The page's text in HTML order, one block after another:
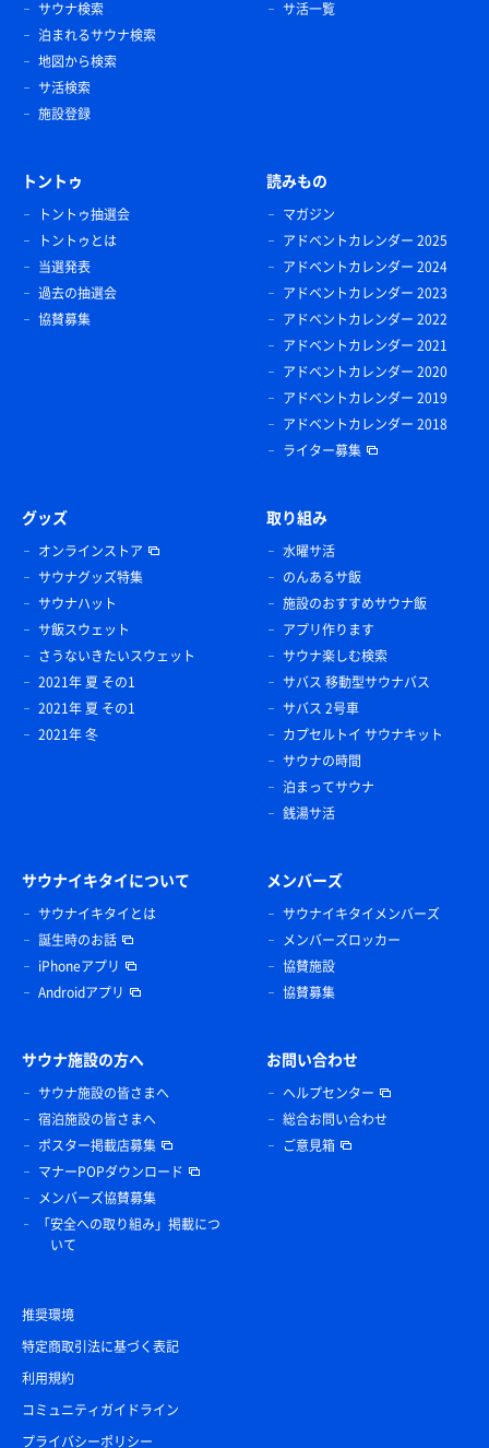
サウナ検索
泊まれるサウナ検索
地図から検索
サ活検索
施設登録
サ活一覧
トントゥ
トントゥ抽選会
トントゥとは
当選発表
過去の抽選会
協賛募集
読みもの
マガジン
アドベントカレンダー 2025
アドベントカレンダー 2024
アドベントカレンダー 2023
アドベントカレンダー 2022
アドベントカレンダー 2021
アドベントカレンダー 2020
アドベントカレンダー 2019
アドベントカレンダー 2018
ライター募集
グッズ
オンラインストア
サウナグッズ特集
サウナハット
サ飯スウェット
さうないきたいスウェット
2021年 夏 その1
2021年 夏 その1
2021年 冬
取り組み
水曜サ活
のんあるサ飯
施設のおすすめサウナ飯
アプリ作ります
サウナ楽しむ検索
サバス 移動型サウナバス
サバス 2号車
カプセルトイ サウナキット
サウナの時間
泊まってサウナ
銭湯サ活
サウナイキタイについて
サウナイキタイとは
誕生時のお話
iPhoneアプリ
Androidアプリ
メンバーズ
サウナイキタイメンバーズ
メンバーズロッカー
協賛施設
協賛募集
サウナ施設の方へ
サウナ施設の皆さまへ
宿泊施設の皆さまへ
ポスター掲載店募集
マナーPOPダウンロード
メンバーズ協賛募集
「安全への取り組み」掲載につ
いて
お問い合わせ
ヘルプセンター
総合お問い合わせ
ご意見箱
推奨環境
特定商取引法に基づく表記
利用規約
コミュニティガイドライン
プライバシーポリシー